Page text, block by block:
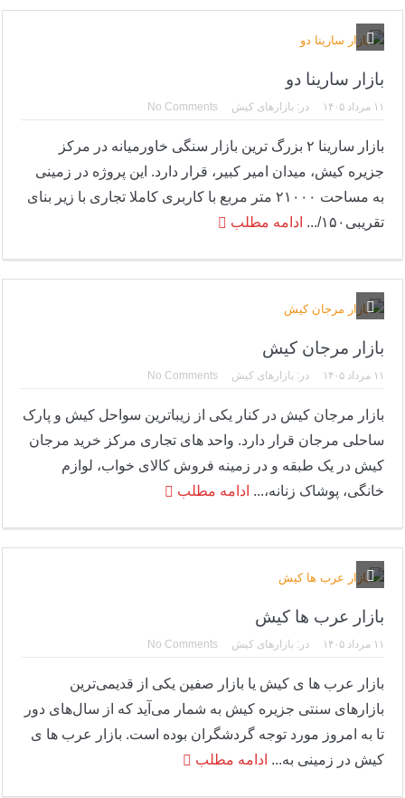
بازار سارینا دو
۱۱ مرداد ۱۴۰۵ در: بازارهای کیش No Comments
بازار سارینا ۲ بزرگ ترین بازار سنگی خاورمیانه در مرکز
جزیره کیش، میدان امیر کبیر، قرار دارد. این پروژه در زمینی
به مساحت ۲۱۰۰۰ متر مربع با کاربری کاملا تجاری با زیر بنای
تقریبی۱۵۰/...
ادامه مطلب
بازار مرجان کیش
۱۱ مرداد ۱۴۰۵ در: بازارهای کیش No Comments
بازار مرجان کیش در کنار یکی از زیباترین سواحل کیش و پارک
ساحلی مرجان قرار دارد. واحد های تجاری مرکز خرید مرجان
کیش در یک طبقه و در زمینه فروش کالای خواب، لوازم
خانگی، پوشاک زنانه،... ادامه مطلب
بازار عرب ها کیش
۱۱ مرداد ۱۴۰۵ در: بازارهای کیش No Comments
بازار عرب ها ی کیش یا بازار صفین یکی از قدیمی‌ترین
بازارهای سنتی جزیره کیش به شمار می‌آید که از سال‌های دور
تا به امروز مورد توجه گردشگران بوده است. بازار عرب ها ی
کیش در زمینی به... ادامه مطلب